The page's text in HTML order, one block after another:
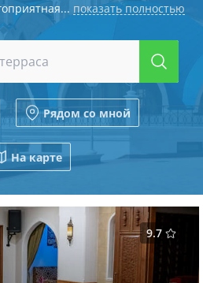
показать полностью
Рядом со мной
На карте
9.7